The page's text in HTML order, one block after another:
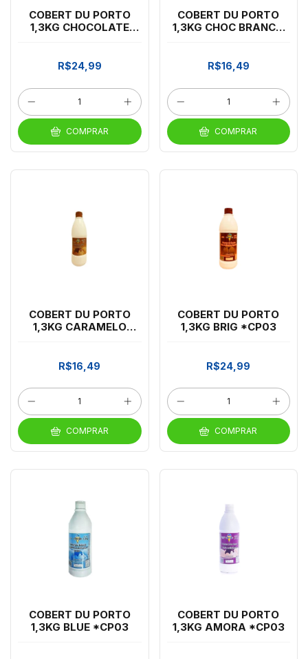
COBERT DU PORTO
1,3KG CHOCOLATE
R$24,99
COMPRAR
COBERT DU PORTO
1,3KG CHOC BRANCO
R$16,49
COMPRAR
COBERT DU PORTO
1,3KG CARAMELO
R$16,49
COMPRAR
COBERT DU PORTO
1,3KG BRIG *CP03
R$24,99
COMPRAR
COBERT DU PORTO
1,3KG BLUE *CP03
COBERT DU PORTO
1,3KG AMORA *CP03